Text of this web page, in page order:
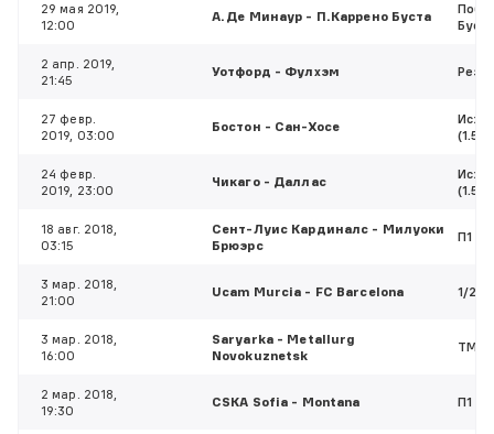
29 мая 2019,
12:00
А.Де Минаур - П.Каррено Буста
2 апр. 2019,
21:45
Уотфорд - Фулхэм
27 февр.
2019, 03:00
Бостон - Сан-Хосе
(1.5)
24 февр.
2019, 23:00
Чикаго - Даллас
(1.5)
18 авг. 2018,
03:15
Сент-Луис Кардиналс - Милуоки
Брюэрс
П1
3 мар. 2018,
21:00
Ucam Murcia - FC Barcelona 1/2
3 мар. 2018,
16:00
Saryarka - Metallurg
Novokuznetsk
ТМ(5)
2 мар. 2018,
19:30
CSKA Sofia - Montana П1